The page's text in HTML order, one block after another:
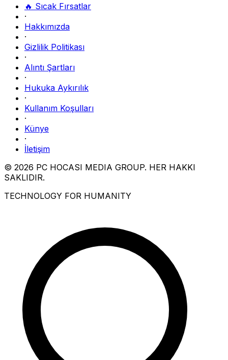
🔥 Sıcak Fırsatlar
·
Hakkımızda
·
Gizlilik Politikası
·
Alıntı Şartları
·
Hukuka Aykırılık
·
Kullanım Koşulları
·
Künye
·
İletişim
© 2026 PC HOCASI MEDIA GROUP. HER HAKKI
SAKLIDIR.
TECHNOLOGY FOR HUMANITY